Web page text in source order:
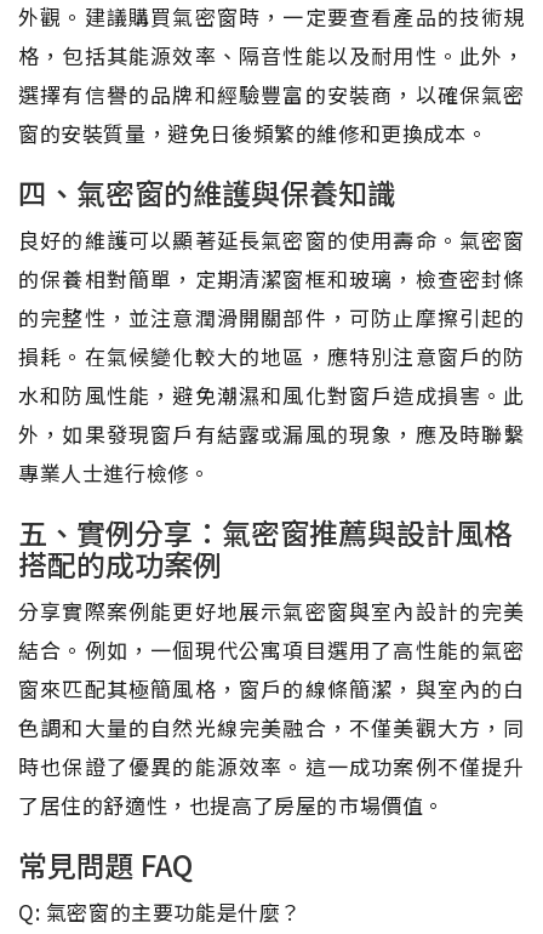
外觀。建議購買氣密窗時，一定要查看產品的技術規
格，包括其能源效率、隔音性能以及耐用性。此外，
選擇有信譽的品牌和經驗豐富的安裝商，以確保氣密
窗的安裝質量，避免日後頻繁的維修和更換成本。
四、氣密窗的維護與保養知識
良好的維護可以顯著延長氣密窗的使用壽命。氣密窗
的保養相對簡單，定期清潔窗框和玻璃，檢查密封條
的完整性，並注意潤滑開關部件，可防止摩擦引起的
損耗。在氣候變化較大的地區，應特別注意窗戶的防
水和防風性能，避免潮濕和風化對窗戶造成損害。此
外，如果發現窗戶有結露或漏風的現象，應及時聯繫
專業人士進行檢修。
五、實例分享：氣密窗推薦與設計風格
搭配的成功案例
分享實際案例能更好地展示氣密窗與室內設計的完美
結合。例如，一個現代公寓項目選用了高性能的氣密
窗來匹配其極簡風格，窗戶的線條簡潔，與室內的白
色調和大量的自然光線完美融合，不僅美觀大方，同
時也保證了優異的能源效率。這一成功案例不僅提升
了居住的舒適性，也提高了房屋的市場價值。
常見問題 FAQ
Q: 氣密窗的主要功能是什麼？